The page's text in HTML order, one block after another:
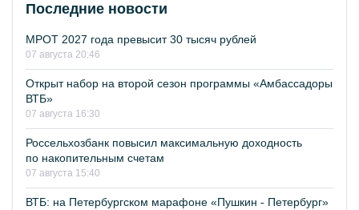
Последние новости
МРОТ 2027 года превысит 30 тысяч рублей
07 августа 20:46
Открыт набор на второй сезон программы «Амбассадоры
ВТБ»
07 августа 16:30
Россельхозбанк повысил максимальную доходность
по накопительным счетам
07 августа 15:40
ВТБ: на Петербургском марафоне «Пушкин - Петербург»